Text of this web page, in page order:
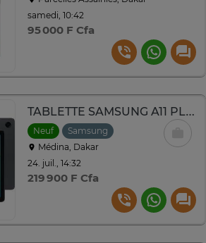
samedi, 10:42
95 000 F Cfa
TABLETTE SAMSUNG A11 PLUS 128GB RAM6
Neuf
Samsung
Médina, Dakar
24. juil., 14:32
219 900 F Cfa